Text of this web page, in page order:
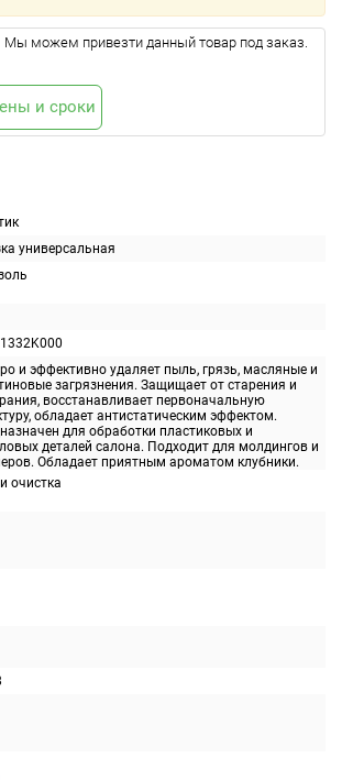
универсальная
и эффективно удаляет пыль, грязь, масляные и
загрязнения. Защищает от старения и
восстанавливает первоначальную
обладает антистатическим эффектом.
для обработки пластиковых и
деталей салона. Подходит для молдингов и
Обладает приятным ароматом клубники.
очистка
Мы можем привезти данный товар под заказ.
и сроки